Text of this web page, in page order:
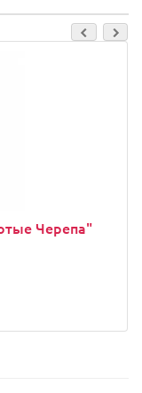
Черепа"